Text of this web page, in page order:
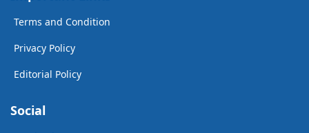
Terms and Condition
Privacy Policy
Editorial Policy
Social